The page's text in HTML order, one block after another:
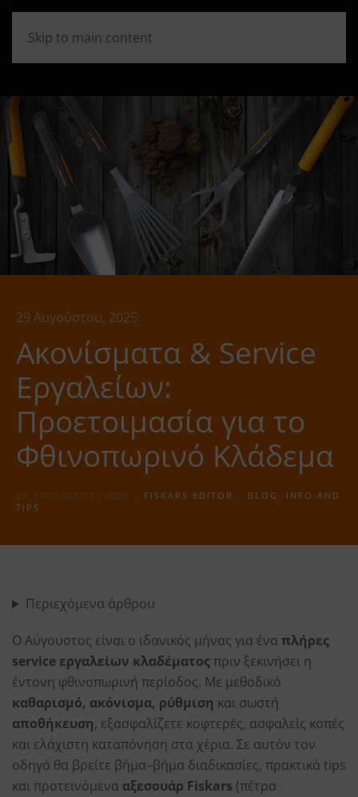
Skip to main content
29 Αυγούστου, 2025
Ακονίσματα & Service
Εργαλείων:
Προετοιμασία για το
Φθινοπωρινό Κλάδεμα
29 ΑΥΓΟΎΣΤΟΥ, 2025 FISKARS EDITOR BLOG , INFO AND
TIPS
Περιεχόμενα άρθρου
Ο Αύγουστος είναι ο ιδανικός μήνας για ένα πλήρες
service εργαλείων κλαδέματοςπριν ξεκινήσει η
έντονη φθινοπωρινή περίοδος. Με μεθοδικό
καθαρισμό, ακόνισμα, ρύθμιση και σωστή
αποθήκευση, εξασφαλίζετε κοφτερές, ασφαλείς κοπές
και ελάχιστη καταπόνηση στα χέρια. Σε αυτόν τον
οδηγό θα βρείτε βήμα–βήμα διαδικασίες, πρακτικά tips
και προτεινόμενα αξεσουάρ Fiskars (πέτρα